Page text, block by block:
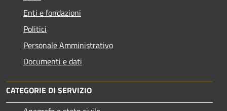
Enti e fondazioni
Politici
Personale Amministrativo
Documenti e dati
CATEGORIE DI SERVIZIO